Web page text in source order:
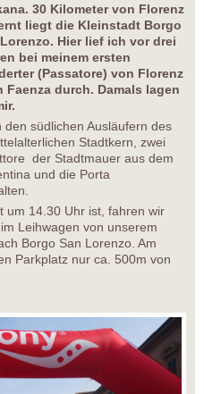
30 Kilometer von Florenz
liegt die Kleinstadt Borgo
Hier lief ich vor drei
bei meinem ersten
(Passatore) von Florenz
Faenza durch. Damals lagen
südlichen Ausläufern des
Stadtkern, zwei
der Stadtmauer aus dem
und die Porta
um 14.30 Uhr ist, fahren wir
Leihwagen von unserem
Borgo San Lorenzo. Am
Parkplatz nur ca. 500m von